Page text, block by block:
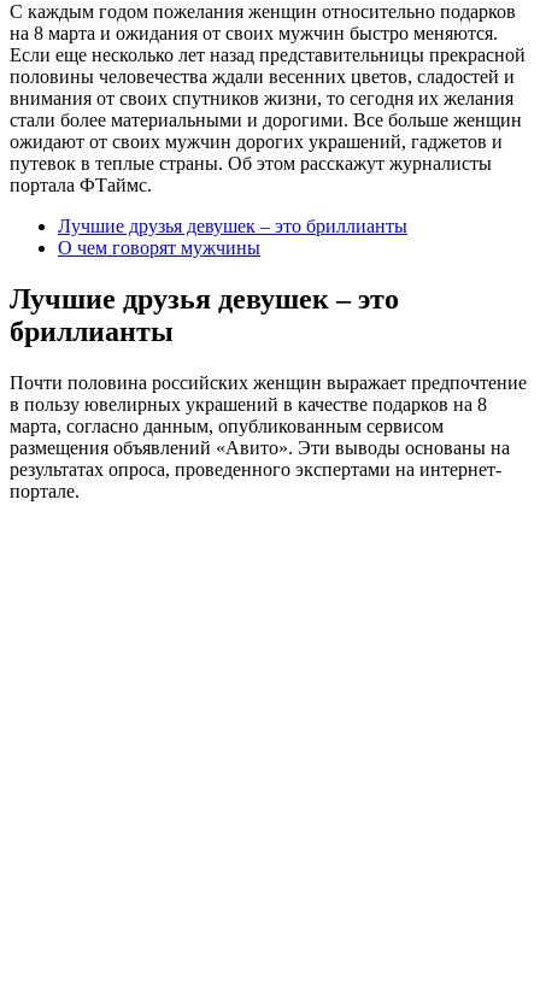
С каждым годом пожелания женщин относительно подарков
на 8 марта и ожидания от своих мужчин быстро меняются.
Если еще несколько лет назад представительницы прекрасной
половины человечества ждали весенних цветов, сладостей и
внимания от своих спутников жизни, то сегодня их желания
стали более материальными и дорогими. Все больше женщин
ожидают от своих мужчин дорогих украшений, гаджетов и
путевок в теплые страны. Об этом расскажут журналисты
портала ФТаймс.
Лучшие друзья девушек – это бриллианты
О чем говорят мужчины
Лучшие друзья девушек – это
бриллианты
Почти половина российских женщин выражает предпочтение
в пользу ювелирных украшений в качестве подарков на 8
марта, согласно данным, опубликованным сервисом
размещения объявлений «Авито». Эти выводы основаны на
результатах опроса, проведенного экспертами на интернет-
портале.